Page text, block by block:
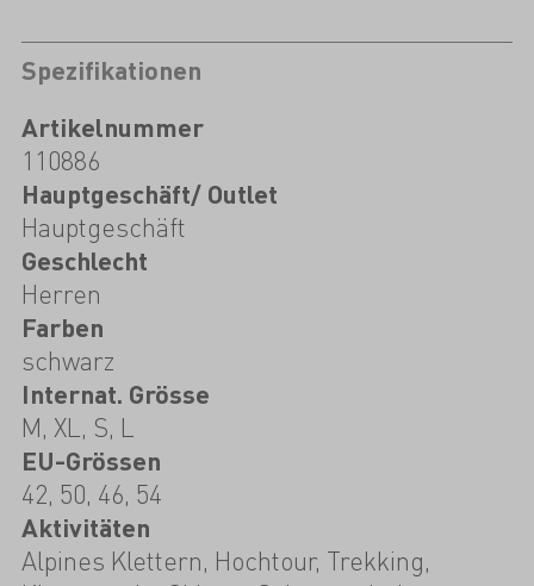
Spezifikationen
Artikelnummer
110886
Hauptgeschäft/ Outlet
Hauptgeschäft
Geschlecht
Herren
Farben
schwarz
Internat. Grösse
M, XL, S, L
EU-Grössen
42, 50, 46, 54
Aktivitäten
Alpines Klettern, Hochtour, Trekking,